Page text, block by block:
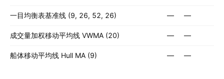
一目均衡表基准线 (9, 26, 52, 26) — —
成交量加权移动平均线 VWMA (20) — —
船体移动平均线 Hull MA (9) — —